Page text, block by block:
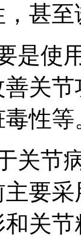
甚
是使
关
性等
关节
要
关